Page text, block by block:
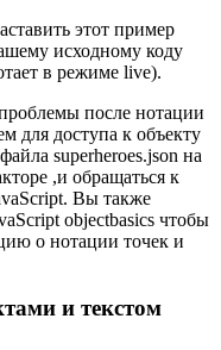
этот пример
исходному коду
в режиме live).
после нотации
для доступа к объекту
superheroes.json на
,и обращаться к
Вы также
objectbasics чтобы
о нотации точек и
и текстом